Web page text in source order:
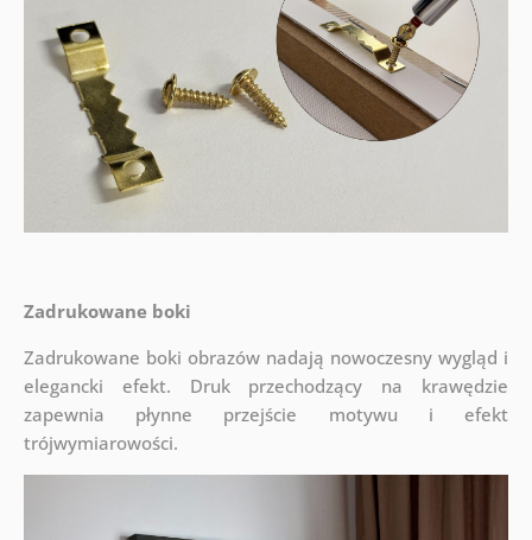
Zadrukowane boki
Zadrukowane boki obrazów nadają nowoczesny wygląd i
elegancki efekt. Druk przechodzący na krawędzie
zapewnia płynne przejście motywu i efekt
trójwymiarowości.